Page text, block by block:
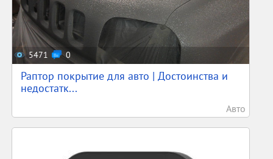
5471 0
Раптор покрытие для авто | Достоинства и
недостатк...
Авто